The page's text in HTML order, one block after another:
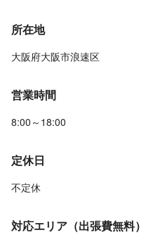
所在地
大阪府大阪市浪速区
営業時間
8:00～18:00
定休日
不定休
対応エリア（出張費無料）